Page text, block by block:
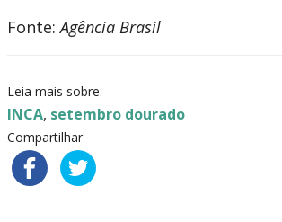
Fonte:Agência Brasil
Leia mais sobre:
INCA, setembro dourado
Compartilhar